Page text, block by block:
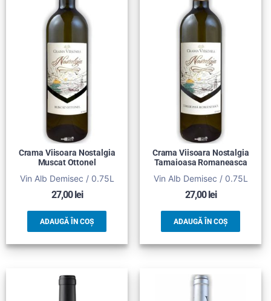
Crama Viisoara Nostalgia
Muscat Ottonel
Vin Alb Demisec / 0.75L
27,00lei
ADAUGĂ ÎN COȘ
Crama Viisoara Nostalgia
Tamaioasa Romaneasca
Vin Alb Demisec / 0.75L
27,00lei
ADAUGĂ ÎN COȘ